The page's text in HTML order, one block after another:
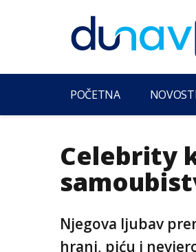
POČETNA NOVOSTI
Celebrity
Njegova ljubav
hrani, piću i